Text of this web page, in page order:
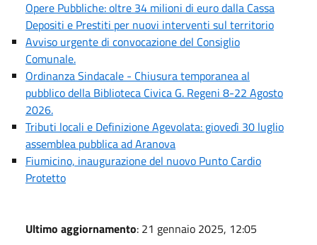
Opere Pubbliche: oltre 34 milioni di euro dalla Cassa
Depositi e Prestiti per nuovi interventi sul territorio
Avviso urgente di convocazione del Consiglio
Comunale.
Ordinanza Sindacale - Chiusura temporanea al
pubblico della Biblioteca Civica G. Regeni 8-22 Agosto
2026.
Tributi locali e Definizione Agevolata: giovedì 30 luglio
assemblea pubblica ad Aranova
Fiumicino, inaugurazione del nuovo Punto Cardio
Protetto
Ultimo aggiornamento: 21 gennaio 2025, 12:05